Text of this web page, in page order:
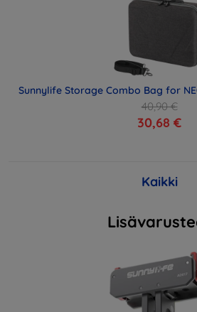
Sunnylife Storage Combo Bag for
40,90 €
30,68 €
Kaikki